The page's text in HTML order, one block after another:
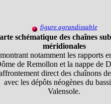
figure agrandissable
schématique des chaînes
méridionales
montrant notamment les rapports
de Remollon et la nappe de
direct des chaînons
avec les dépôts néogènes du
Valensole.